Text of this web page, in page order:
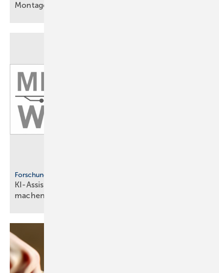
Montageanleitungen fürs
Forschungsprojekt
KI-Assistenz soll Hei­zungs­war­tung ef­fi­zi­en­ter
ma­chen